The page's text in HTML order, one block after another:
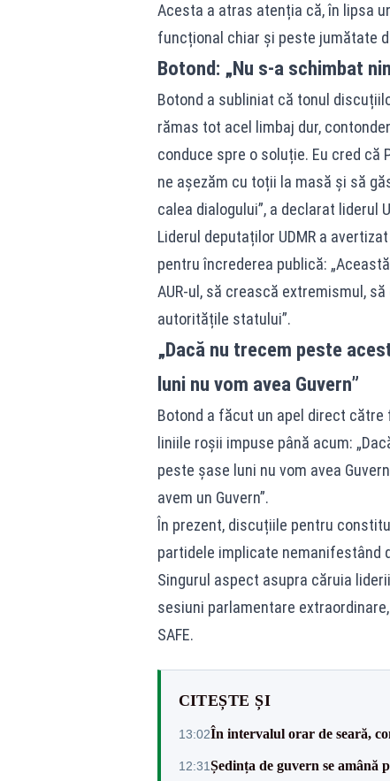
Acesta a atras atenția că, în lipsa
funcțional chiar și peste jumătate
Botond: „Nu s-a schimbat
Botond a subliniat că tonul
rămas tot acel limbaj dur,
conduce spre o soluție. Eu cred că
ne așezăm cu toții la masă și să
calea dialogului”, a declarat liderul
Liderul deputaților UDMR a
pentru încrederea publică:
AUR-ul, să crească extremismul,
autoritățile statului”.
„Dacă nu trecem peste
luni nu vom avea Guvern”
Botond a făcut un apel direct
liniile roșii impuse până acum:
peste șase luni nu vom avea
avem un Guvern”.
În prezent, discuțiile pentru
partidele implicate nemanifestând
Singurul aspect asupra căruia
sesiuni parlamentare
SAFE.
CITEȘTE ȘI
13:02În intervalul orar de seară,
12:31Ședința de guvern se amână